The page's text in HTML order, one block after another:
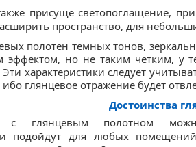
присуще светопоглащение,
пространство, для
полотен темных тонов,
эффектом, но не таким четким, у
характеристики следует
глянцевое отражение будет
Достоинства
с глянцевым полотном
подойдут для любых